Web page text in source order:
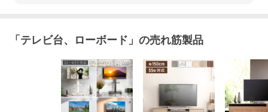
「 テレビ台、ローボード 」の売れ筋製品